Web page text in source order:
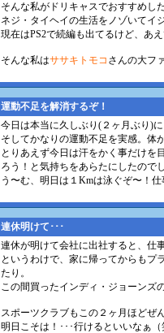
そんな私がドリキャスでおすすめし
ネジ・タイヘイの生活をノゾいてイ
現在はPS2で続編も出てるけど、あ
そんな私はササキトモコ さんの大フ
運動不足を解消するぞ！
今日は本当に久しぶり(２ヶ月ぶり)
そしてかなりの運動不足を実感。体
とりあえず今日は汗をかく事だけを
ろう！と気持ちをあらたにしたので
う〜む、明日は１Kmは泳ぐぞ〜！
連休明けて･･･
連休が明けて会社に出社すると、仕
というわけで、家に帰ってからもプ
たり。
この間買ったインディ・ジョーンズ
スポーツクラブもこの２ヶ月ほどぜ
明日こそは！･･･行けるといいなぁ（